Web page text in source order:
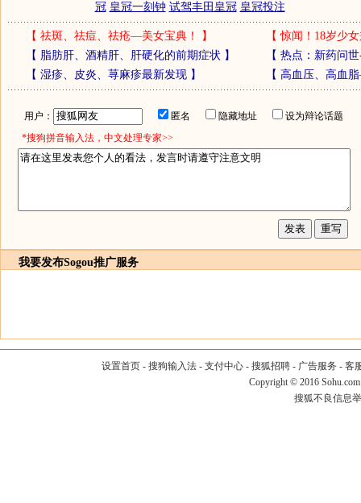
冠 皇冠一刻钟 试驾丰田皇冠 皇冠投注
【 祛斑、祛痘、祛疮—美女宝典！ 】 【惊闻！18岁少
【 脂肪肝、酒精肝、肝硬化的前期症状 】 【 热点：新药问
【 湿疹、皮炎、荨麻疹最新发现】 【 高血压、高血
用户： 匿名 隐藏地址
设为辩论话题
*搜狗拼音输入法，中文处理专家>>
我要发布Sogou推广服务
设置首页- 搜狗输入法- 支付中心- 搜狐招聘- 广告服务 - 客
Copyright © 2016
搜狐不良信息